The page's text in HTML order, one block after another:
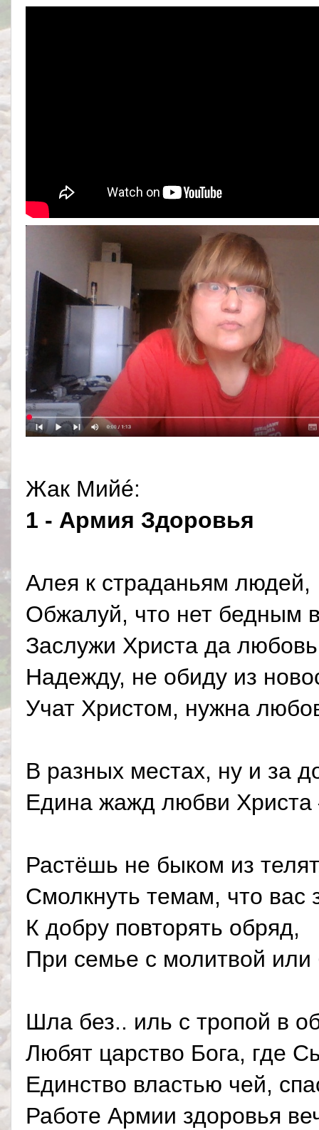
Жак Мийé:
1 - Армия Здоровья
Алея к страданьям людей,
Обжалуй, что нет бедным
Заслужи Христа да
Надежду, не обиду из
Учат Христом, нужна
В разных местах, ну и за
Едина жажд любви Христа
Растёшь не быком из
Смолкнуть темам, что вас
К добру повторять обряд,
При семье с молитвой или
Шла без.. иль с тропой в
Любят царство Бога, где
Единство властью чей,
Работе Армии здоровья